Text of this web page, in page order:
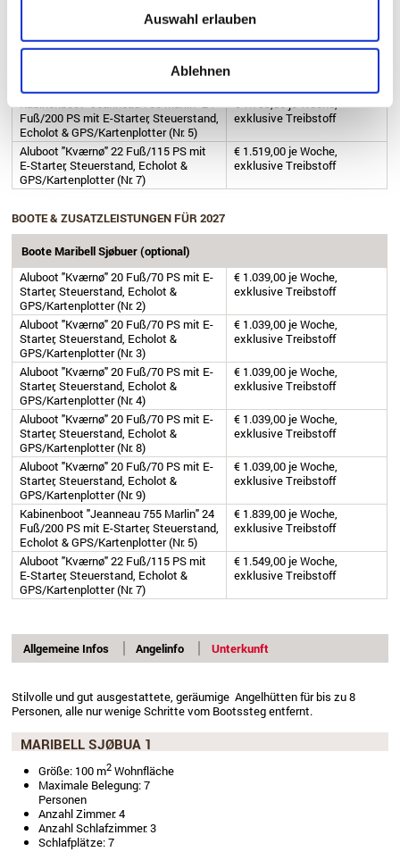
Auswahl erlauben
Ablehnen
Starter, Steuerstand, Echolot &
GPS/Kartenplotter (Nr. 8)
exklusive Treibstoff
Aluboot "Kværnø" 20 Fuß/70 PS mit E-
Starter, Steuerstand, Echolot &
Kabinenboot "Jeanneau 755 Marlin" 24
Fuß/200 PS mit E-Starter, Steuerstand,
Echolot & GPS/Kartenplotter (Nr. 5)
€ 1.799,00 je Woche,
exklusive Treibstoff
Aluboot "Kværnø" 22 Fuß/115 PS mit
E-Starter, Steuerstand, Echolot &
GPS/Kartenplotter (Nr. 7)
€ 1.519,00 je Woche,
exklusive Treibstoff
BOOTE & ZUSATZLEISTUNGEN FÜR 2027
Boote Maribell Sjøbuer (optional)
Aluboot "Kværnø" 20 Fuß/70 PS mit E-
Starter, Steuerstand, Echolot &
GPS/Kartenplotter (Nr. 2)
€ 1.039,00 je Woche,
exklusive Treibstoff
Aluboot "Kværnø" 20 Fuß/70 PS mit E-
Starter, Steuerstand, Echolot &
GPS/Kartenplotter (Nr. 3)
€ 1.039,00 je Woche,
exklusive Treibstoff
Aluboot "Kværnø" 20 Fuß/70 PS mit E-
Starter, Steuerstand, Echolot &
GPS/Kartenplotter (Nr. 4)
€ 1.039,00 je Woche,
exklusive Treibstoff
Aluboot "Kværnø" 20 Fuß/70 PS mit E-
Starter, Steuerstand, Echolot &
GPS/Kartenplotter (Nr. 8)
€ 1.039,00 je Woche,
exklusive Treibstoff
Aluboot "Kværnø" 20 Fuß/70 PS mit E-
Starter, Steuerstand, Echolot &
GPS/Kartenplotter (Nr. 9)
€ 1.039,00 je Woche,
exklusive Treibstoff
Kabinenboot "Jeanneau 755 Marlin" 24
Fuß/200 PS mit E-Starter, Steuerstand,
Echolot & GPS/Kartenplotter (Nr. 5)
€ 1.839,00 je Woche,
exklusive Treibstoff
Aluboot "Kværnø" 22 Fuß/115 PS mit
E-Starter, Steuerstand, Echolot &
GPS/Kartenplotter (Nr. 7)
€ 1.549,00 je Woche,
exklusive Treibstoff
Allgemeine Infos Angelinfo Unterkunft
Stilvolle und gut ausgestattete, geräumige Angelhütten für bis zu 8
Personen, alle nur wenige Schritte vom Bootssteg entfernt.
MARIBELL SJØBUA 1
Größe: 100 m2 Wohnfläche
Maximale Belegung: 7
Personen
Anzahl Zimmer: 4
Anzahl Schlafzimmer: 3
Schlafplätze: 7